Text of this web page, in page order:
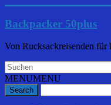
Backpacker 50plus
Von Rucksackreisenden für
MENUMENU